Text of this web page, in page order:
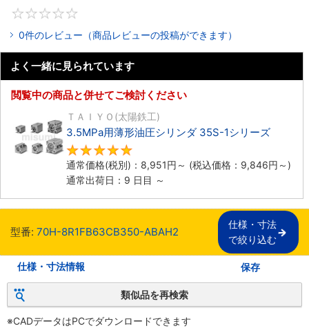
0件のレビュー（商品レビューの投稿ができます）
よく一緒に見られています
閲覧中の商品と併せてご検討ください
ＴＡＩＹＯ(太陽鉄工)
3.5MPa用薄形油圧シリンダ 35S-1シリーズ
通常価格(税別)： 8,951円 ～ (税込価格： 9,846円 ～)
通常出荷日：9 日目 ～
型番: 70H-8R1FB63CB350-ABAH2
仕様・寸法
で絞り込む
仕様・寸法情報 保存
類似品を再検索
※CADデータはPCでダウンロードできます